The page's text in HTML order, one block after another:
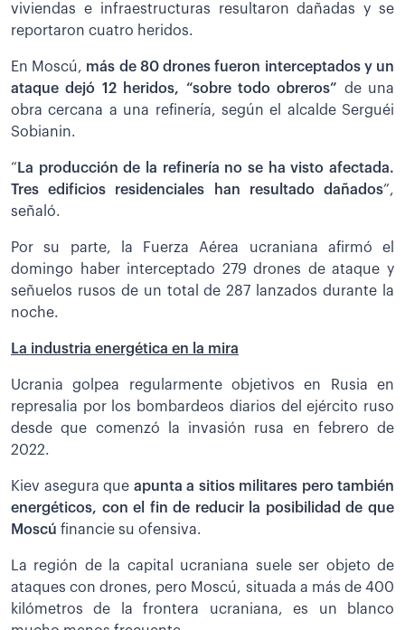
viviendas e infraestructuras resultaron dañadas y se
reportaron cuatro heridos.
En Moscú, más de 80 drones fueron interceptados y un
ataque dejó 12 heridos, “sobre todo obreros” de una
obra cercana a una refinería, según el alcalde Serguéi
Sobianin.
“ La producción de la refinería no se ha visto afectada.
Tres edificios residenciales han resultado dañados”,
señaló.
Por su parte, la Fuerza Aérea ucraniana afirmó el
domingo haber interceptado 279 drones de ataque y
señuelos rusos de un total de 287 lanzados durante la
noche.
La industria energética en la mira
Ucrania golpea regularmente objetivos en Rusia en
represalia por los bombardeos diarios del ejército ruso
desde que comenzó la invasión rusa en febrero de
2022.
Kiev asegura que apunta a sitios militares pero también
energéticos, con el fin de reducir la posibilidad de que
Moscú financie su ofensiva.
La región de la capital ucraniana suele ser objeto de
ataques con drones, pero Moscú, situada a más de 400
kilómetros de la frontera ucraniana, es un blanco